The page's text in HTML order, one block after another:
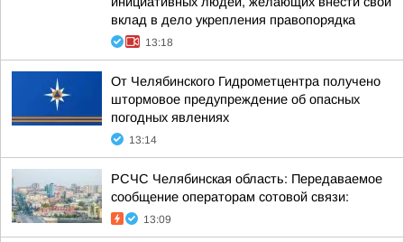
вклад в дело укрепления правопорядка
13:18
От Челябинского Гидрометцентра получено
штормовое предупреждение об опасных
погодных явлениях
13:14
РСЧС Челябинская область: Передаваемое
сообщение операторам сотовой связи:
13:09